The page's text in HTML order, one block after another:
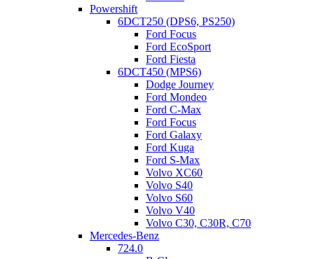
Powershift
6DCT250 (DPS6, PS250)
Ford Focus
Ford EcoSport
Ford Fiesta
6DCT450 (MPS6)
Dodge Journey
Ford Mondeo
Ford C-Max
Ford Focus
Ford Galaxy
Ford Kuga
Ford S-Max
Volvo XC60
Volvo S40
Volvo S60
Volvo V40
Volvo C30, C30R, C70
Mercedes-Benz
724.0
VOLKSWAGEN ROUTAN 08-10 V6 3.8L 4.0L